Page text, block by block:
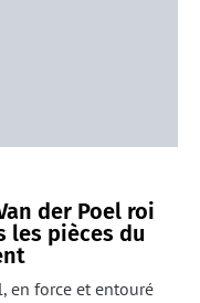
der Poel roi
les pièces du
en force et entouré